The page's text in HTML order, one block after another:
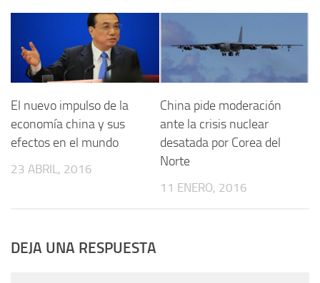
El nuevo impulso de la
economía china y sus
efectos en el mundo
23 ABRIL, 2016
China pide moderación
ante la crisis nuclear
desatada por Corea del
Norte
11 ENERO, 2016
DEJA UNA RESPUESTA